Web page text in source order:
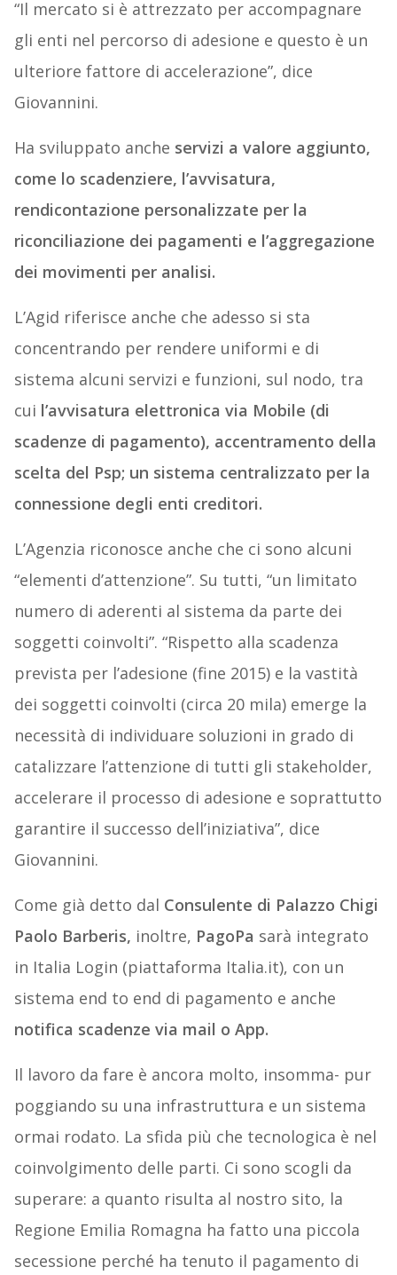
“Il mercato si è attrezzato per accompagnare
gli enti nel percorso di adesione e questo è un
ulteriore fattore di accelerazione”, dice
Giovannini.
Ha sviluppato anche servizi a valore aggiunto,
come lo scadenziere, l’avvisatura,
rendicontazione personalizzate per la
riconciliazione dei pagamenti e l’aggregazione
dei movimenti per analisi.
L’Agid riferisce anche che adesso si sta
concentrando per rendere uniformi e di
sistema alcuni servizi e funzioni, sul nodo, tra
cui l’avvisatura elettronica via Mobile (di
scadenze di pagamento), accentramento della
scelta del Psp; un sistema centralizzato per la
connessione degli enti creditori.
L’Agenzia riconosce anche che ci sono alcuni
“elementi d’attenzione”. Su tutti, “un limitato
numero di aderenti al sistema da parte dei
soggetti coinvolti”. “Rispetto alla scadenza
prevista per l’adesione (fine 2015) e la vastità
dei soggetti coinvolti (circa 20 mila) emerge la
necessità di individuare soluzioni in grado di
catalizzare l’attenzione di tutti gli stakeholder,
accelerare il processo di adesione e soprattutto
garantire il successo dell’iniziativa”, dice
Giovannini.
Come già detto dal Consulente di Palazzo Chigi
Paolo Barberis, inoltre, PagoPa sarà integrato
in Italia Login (piattaforma Italia.it), con un
sistema end to end di pagamento e anche
notifica scadenze via mail o App.
Il lavoro da fare è ancora molto, insomma- pur
poggiando su una infrastruttura e un sistema
ormai rodato. La sfida più che tecnologica è nel
coinvolgimento delle parti. Ci sono scogli da
superare: a quanto risulta al nostro sito, la
Regione Emilia Romagna ha fatto una piccola
secessione perché ha tenuto il pagamento di